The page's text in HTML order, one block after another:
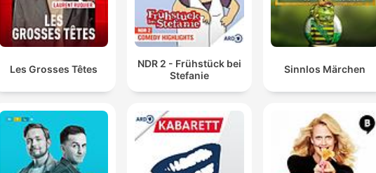
Hvad laver du her i farfars bunker?
00:41:52 · De konfronterer Emil, som sidder uventet i det
underjordiske anlæg.
Les Grosses Têtes
NDR 2 - Frühstück bei
Stefanie
Sinnlos Märchen